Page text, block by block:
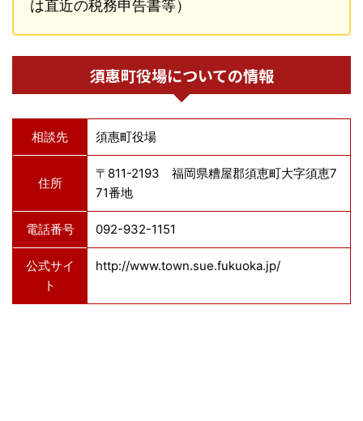
は直近の税務申告書等）
須惠町役場についての情報
相談先 須惠町役場
住所
〒811-2193 福岡県糟屋郡須恵町大字須恵7
71番地
電話番号 092-932-1151
公式サイ
ト
http://www.town.sue.fukuoka.jp/